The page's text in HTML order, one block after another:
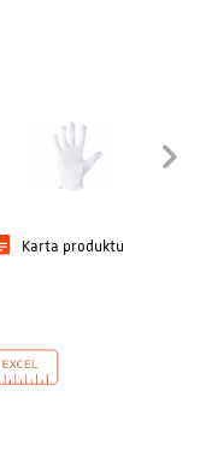
Karta produktu